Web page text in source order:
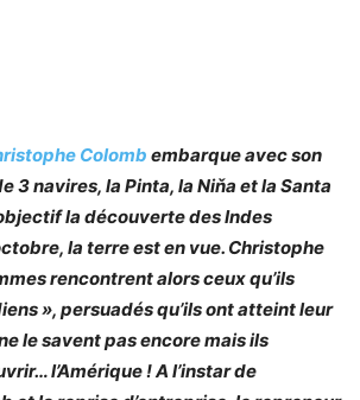
Colomb embarque avec son
3 navires, la Pinta, la Niňa et la Santa
la découverte des Indes
la terre est en vue. Christophe
rencontrent alors ceux qu’ils
», persuadés qu’ils ont atteint leur
le savent pas encore mais ils
l’Amérique ! A l’instar de